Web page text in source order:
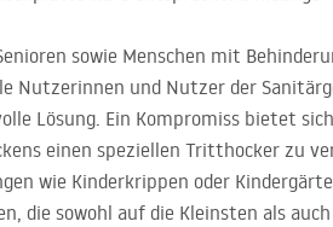
sowie Menschen mit
Nutzerinnen und Nutzer der
Lösung. Ein Kompromiss bietet
einen speziellen Tritthocker zu
wie Kinderkrippen oder
die sowohl auf die Kleinsten als